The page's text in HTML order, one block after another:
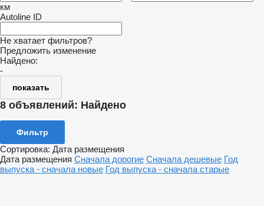
км
Autoline ID
Не хватает фильтров?
Предложить изменение
Найдено:
-
показать
8 объявлений: Найдено
Фильтр
Сортировка: Дата размещения
Дата размещения Сначала дорогие Сначала дешевые Год
выпуска - сначала новые Год выпуска - сначала старые